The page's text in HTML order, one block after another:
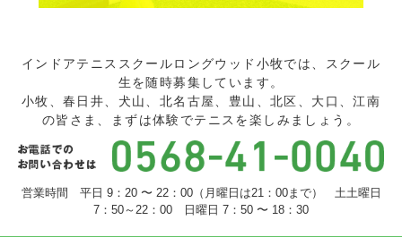
インドアテニススクールロングウッド小牧では、スクール
生を随時募集しています。
小牧、春日井、犬山、北名古屋、豊山、北区、大口、江南
の皆さま、まずは体験でテニスを楽しみましょう。
営業時間 平日 9：20 〜 22：00（月曜日は21：00まで） 土土曜日
7：50～22：00 日曜日 7：50 〜 18：30